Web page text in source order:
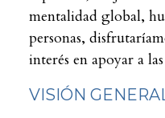
mentalidad global,
personas,
interés en apoyar a
VISIÓN